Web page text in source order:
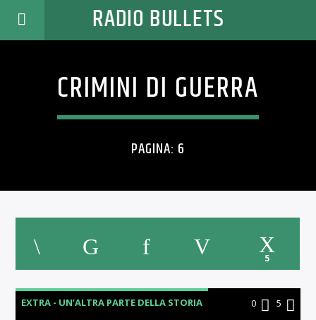
RADIO BULLETS
CRIMINI DI GUERRA
PAGINA: 6
5
EXTRA - UN’ALTRA PARTE DELLA STORIA
0 5